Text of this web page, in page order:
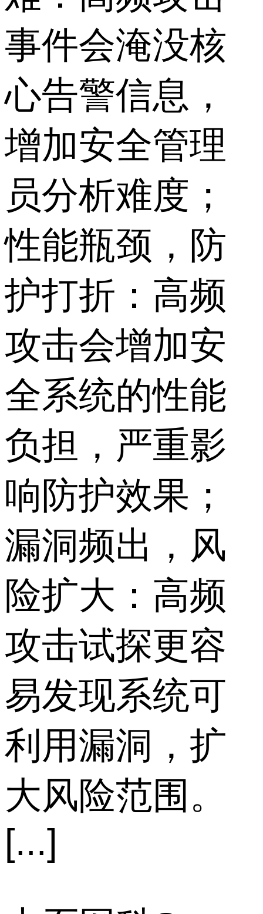
事件会淹没核
心告警信息，
增加安全管理
员分析难度；
性能瓶颈，防
护打折：高频
攻击会增加安
全系统的性能
负担，严重影
响防护效果；
漏洞频出，风
险扩大：高频
攻击试探更容
易发现系统可
利用漏洞，扩
大风险范围。
[...]